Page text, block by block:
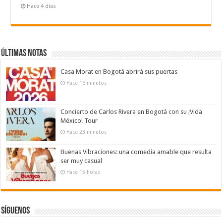
Hace 4 días
Últimas notas
Casa Morat en Bogotá abrirá sus puertas
Hace 16 minutos
Concierto de Carlos Rivera en Bogotá con su ¡Vida
México! Tour
Hace 23 minutos
Buenas Vibraciones: una comedia amable que resulta
ser muy casual
Hace 15 horas
Síguenos